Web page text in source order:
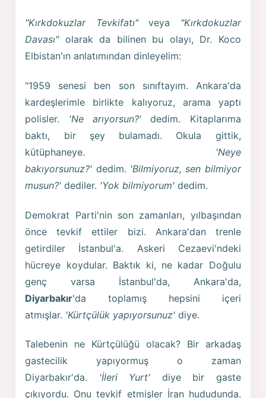
"Kırkdokuzlar Tevkifatı"veya "Kırkdokuzlar
Davası"olarak da bilinen bu olayı, Dr. Koco
Elbistan'ın anlatımından dinleyelim:
"1959 senesi ben son sınıftayım. Ankara'da
kardeşlerimle birlikte kalıyoruz, arama yaptı
polisler. 'Ne arıyorsun?'dedim. Kitaplarıma
baktı, bir şey bulamadı. Okula gittik,
kütüphaneye. 'Neye
bakıyorsunuz?' dedim. 'Bilmiyoruz, sen bilmiyor
musun?'dediler. 'Yok bilmiyorum'dedim.
Demokrat Parti'nin son zamanları, yılbaşından
önce tevkif ettiler bizi. Ankara'dan trenle
getirdiler İstanbul'a. Askeri Cezaevi'ndeki
hücreye koydular. Baktık ki, ne kadar Doğulu
genç varsa İstanbul'da, Ankara'da,
Diyarbakır'da toplamış hepsini içeri
atmışlar. 'Kürtçülük yapıyorsunuz' diye.
Talebenin ne Kürtçülüğü olacak? Bir arkadaş
gastecilik yapıyormuş o zaman
Diyarbakır'da. 'İleri Yurt' diye bir gaste
çıkıyordu. Onu tevkif etmişler İran hududunda.